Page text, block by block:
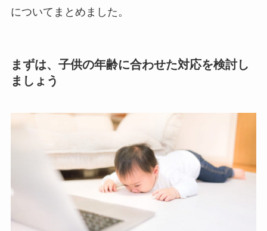
についてまとめました。
まずは、子供の年齢に合わせた対応を検討し
ましょう